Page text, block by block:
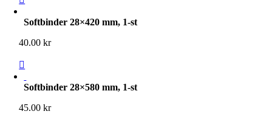
Softbinder 28×420 mm, 1-st
40.00kr
Softbinder 28×580 mm, 1-st
45.00kr